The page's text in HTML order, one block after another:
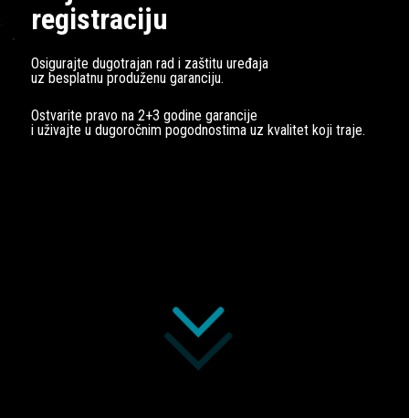
registraciju
Osigurajte dugotrajan rad i zaštitu uređaja
uz besplatnu produženu garanciju.
Ostvarite pravo na 2+3 godine garancije
i uživajte u dugoročnim pogodnostima uz kvalitet koji traje.